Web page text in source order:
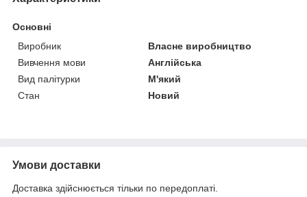
Основні
Виробник
Власне виробництво
Вивчення мови
Англійська
Вид палітурки
М'який
Стан
Новий
Умови доставки
Доставка здійснюється тільки по передоплаті.